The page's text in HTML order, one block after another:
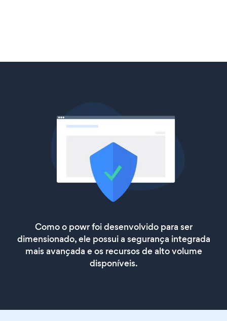
Como o powr foi desenvolvido para ser
dimensionado, ele possui a segurança integrada
mais avançada e os recursos de alto volume
disponíveis.